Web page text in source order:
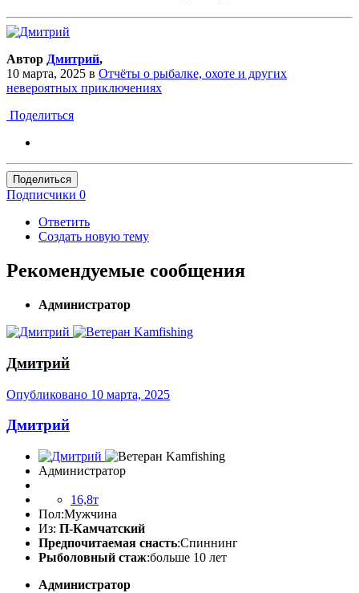
Автор Дмитрий,
10 марта, 2025 в Отчёты о рыбалке, охоте и других
невероятных приключениях
Поделиться
Поделиться
Подписчики 0
Ответить
Создать новую тему
Рекомендуемые сообщения
Администратор
Дмитрий
Опубликовано 10 марта, 2025
Дмитрий
Администратор
16,8т
Пол:Мужчина
Из: П-Камчатский
Предпочитаемая снасть:Спиннинг
Рыболовный стаж:больше 10 лет
Администратор